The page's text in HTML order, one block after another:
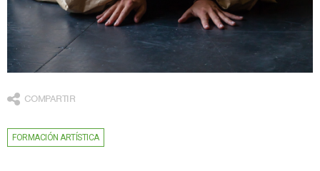
COMPARTIR
FORMACIÓN ARTÍSTICA